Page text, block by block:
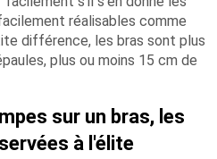
réalisables comme
différence, les bras sont plus
plus ou moins 15 cm de
sur un bras, les
à l'élite